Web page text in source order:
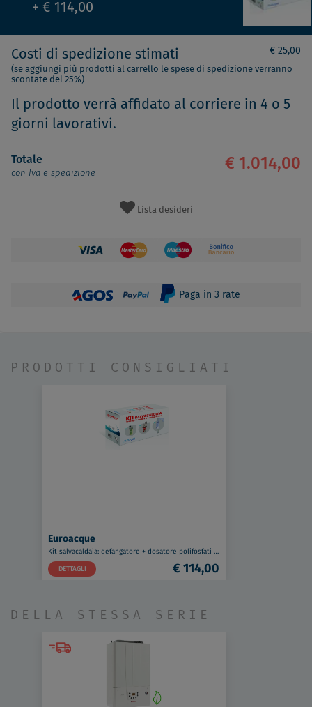
+ € 114,00
Costi di spedizione stimati € 25,00
(se aggiungi più prodotti al carrello le spese di spedizione verranno
scontate del 25%)
Il prodotto verrà affidato al corriere in 4 o 5
giorni lavorativi.
Totale
con Iva e spedizione
€ 1.014,00
Lista desideri
Paga in 3 rate
PRODOTTI CONSIGLIATI
Euroacque
Kit salvacaldaia: defangatore + dosatore polifosfati + neutralizzatore condensa codice prod: KITSALV1
DETTAGLI
€ 114,00
DELLA STESSA SERIE